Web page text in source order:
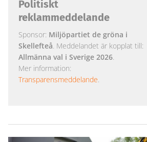
Politiskt
reklammeddelande
Sponsor: Miljöpartiet de gröna i
Skellefteå. Meddelandet är kopplat till:
Allmänna val i Sverige 2026.
Mer information:
Transparensmeddelande.